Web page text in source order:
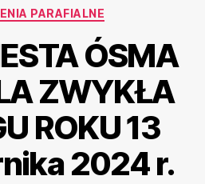
Trójcy
w
Ostrówku
Kategorie
PARAFIALNE
ÓSMA
ZWYKŁA
ROKU 13
2024 r.